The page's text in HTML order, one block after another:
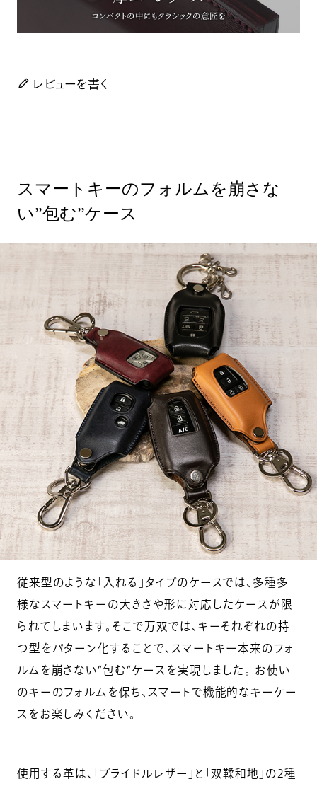
レビューを書く
スマートキーのフォルムを崩さな
い”包む”ケース
従来型のような「入れる」タイプのケースでは、多種多
様なスマートキーの大きさや形に対応したケースが限
られてしまいます。そこで万双では、キーそれぞれの持
つ型をパターン化することで、スマートキー本来のフォ
ルムを崩さない”包む”ケースを実現しました。 お使い
のキーのフォルムを保ち、スマートで機能的なキーケー
スをお楽しみください。
使用する革は、「ブライドルレザー」と「双鞣和地」の2種